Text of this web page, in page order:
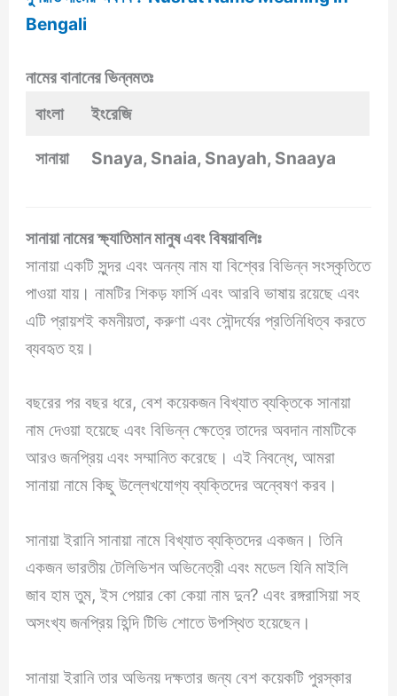
Bengali
নামের বানানের ভিন্নমতঃ
বাংলা
ইংরেজি
সানায়া Snaya, Snaia, Snayah, Snaaya
সানায়া নামের ক্ষ্যাতিমান মানুষ এবং বিষয়াবলিঃ
সানায়া একটি সুন্দর এবং অনন্য নাম যা বিশ্বের বিভিন্ন সংস্কৃতিতে
পাওয়া যায়। নামটির শিকড় ফার্সি এবং আরবি ভাষায় রয়েছে এবং
এটি প্রায়শই কমনীয়তা, করুণা এবং সৌন্দর্যের প্রতিনিধিত্ব করতে
ব্যবহৃত হয়।
বছরের পর বছর ধরে, বেশ কয়েকজন বিখ্যাত ব্যক্তিকে সানায়া
নাম দেওয়া হয়েছে এবং বিভিন্ন ক্ষেত্রে তাদের অবদান নামটিকে
আরও জনপ্রিয় এবং সম্মানিত করেছে। এই নিবন্ধে, আমরা
সানায়া নামে কিছু উল্লেখযোগ্য ব্যক্তিদের অন্বেষণ করব।
সানায়া ইরানি সানায়া নামে বিখ্যাত ব্যক্তিদের একজন। তিনি
একজন ভারতীয় টেলিভিশন অভিনেত্রী এবং মডেল যিনি মাইলি
জাব হাম তুম, ইস পেয়ার কো কেয়া নাম দুন? এবং রঙ্গরাসিয়া সহ
অসংখ্য জনপ্রিয় হিন্দি টিভি শোতে উপস্থিত হয়েছেন।
সানায়া ইরানি তার অভিনয় দক্ষতার জন্য বেশ কয়েকটি পুরস্কার